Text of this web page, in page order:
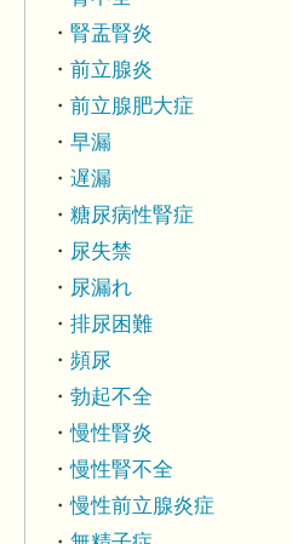
腎盂腎炎
前立腺炎
前立腺肥大症
早漏
遅漏
糖尿病性腎症
尿失禁
尿漏れ
排尿困難
頻尿
勃起不全
慢性腎炎
慢性腎不全
慢性前立腺炎症